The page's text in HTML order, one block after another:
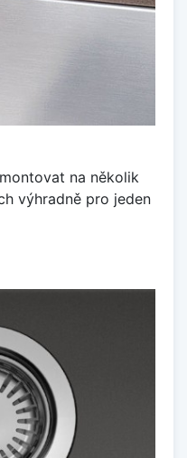
na několik
výhradně pro jeden